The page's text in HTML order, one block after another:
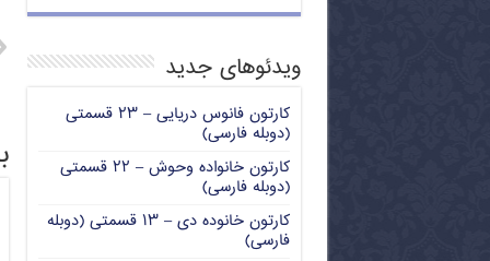
ویدئوهای جدید
کارتون فانوس دریایی – ۲۳ قسمتی
(دوبله فارسی)
کارتون خانواده وحوش – ۲۲ قسمتی
(دوبله فارسی)
کارتون خانوده دی – ۱۳ قسمتی (دوبله
فارسی)